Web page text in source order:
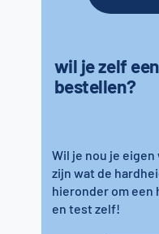
wil je zelf
bestellen?
Wil je nou je
zijn wat de
hieronder om
en test zelf!